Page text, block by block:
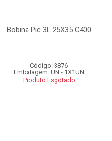
Bobina Pic 3L 25X35 C400
Código: 3876
Embalagem: UN - 1X1UN
Produto Esgotado